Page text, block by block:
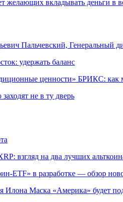
желающих вкладывать деньги в
Пальчевский, Генеральный
удержать баланс
ценности» БРИКС: как
заходят не в ту дверь
взгляд на два лучших
ETF» в разработке — обзор
Илона Маска «Америка» будет